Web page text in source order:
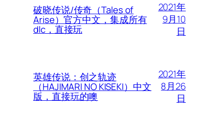
破晓传说/传奇（Tales of
Arise）官方中文，集成所有
dlc，直接玩
2021年
9月10
日
英雄传说：创之轨迹
（HAJIMARI NO KISEKI）中文
版，直接玩的噢
2021年
8月26
日